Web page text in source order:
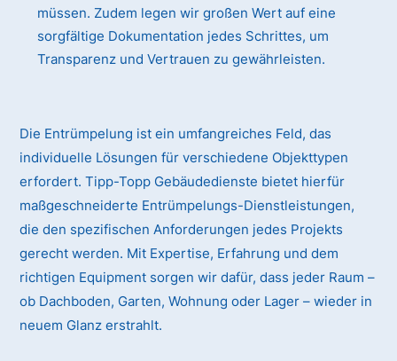
müssen. Zudem legen wir großen Wert auf eine
sorgfältige Dokumentation jedes Schrittes, um
Transparenz und Vertrauen zu gewährleisten.
Die Entrümpelung ist ein umfangreiches Feld, das
individuelle Lösungen für verschiedene Objekttypen
erfordert. Tipp-Topp Gebäudedienste bietet hierfür
maßgeschneiderte Entrümpelungs-Dienstleistungen,
die den spezifischen Anforderungen jedes Projekts
gerecht werden. Mit Expertise, Erfahrung und dem
richtigen Equipment sorgen wir dafür, dass jeder Raum –
ob Dachboden, Garten, Wohnung oder Lager – wieder in
neuem Glanz erstrahlt.